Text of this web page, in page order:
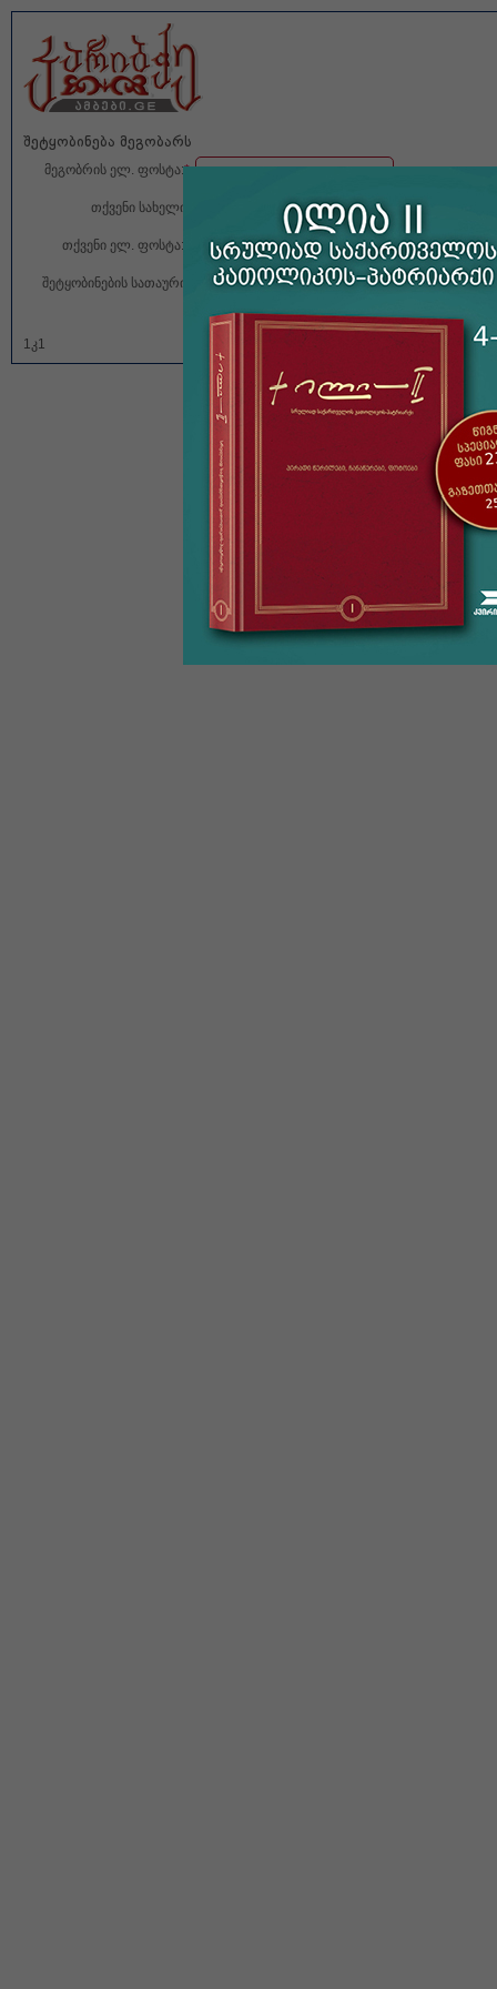
შეტყობინება მეგობარს
მეგობრის ელ. ფოსტა:*
თქვენი სახელი:
თქვენი ელ. ფოსტა:
შეტყობინების სათაური:
გაგზავნა
გაუქმება
1კ1